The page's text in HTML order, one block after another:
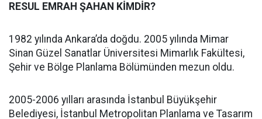
RESUL EMRAH ŞAHAN KİMDİR?
1982 yılında Ankara’da doğdu. 2005 yılında Mimar
Sinan Güzel Sanatlar Üniversitesi Mimarlık Fakültesi,
Şehir ve Bölge Planlama Bölümünden mezun oldu.
2005-2006 yılları arasında İstanbul Büyükşehir
Belediyesi, İstanbul Metropolitan Planlama ve Tasarım